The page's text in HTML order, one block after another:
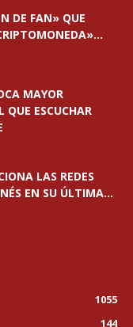
DE FAN» QUE
MAYOR
QUE ESCUCHAR
LAS REDES
EN SU ÚLTIMA...
1055
144